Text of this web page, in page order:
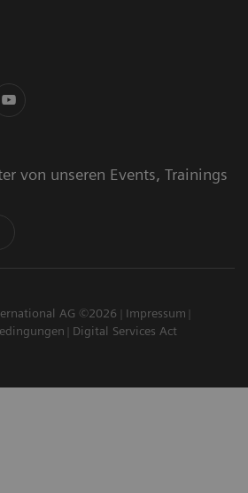
von unseren Events, Trainings
AG ©2026
Impressum
Digital Services Act